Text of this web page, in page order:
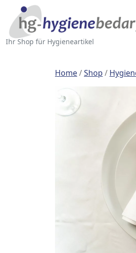
Ihr Shop für Hygieneartikel
Home/Shop /